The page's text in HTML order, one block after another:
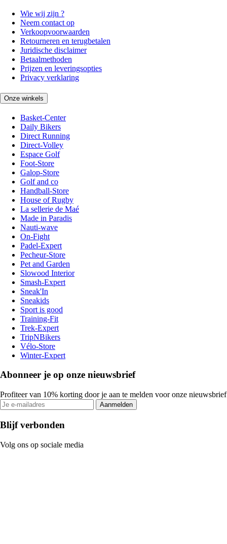
Wie wij zijn ?
Neem contact op
Verkoopvoorwaarden
Retourneren en terugbetalen
Juridische disclaimer
Betaalmethoden
Prijzen en leveringsopties
Privacy verklaring
Onze winkels
Basket-Center
Daily Bikers
Direct Running
Direct-Volley
Espace Golf
Foot-Store
Galop-Store
Golf and co
Handball-Store
House of Rugby
La sellerie de Maé
Made in Paradis
Nauti-wave
On-Fight
Padel-Expert
Pecheur-Store
Pet and Garden
Slowood Interior
Smash-Expert
Sneak'In
Sneakids
Sport is good
Training-Fit
Trek-Expert
TripNBikers
Vélo-Store
Winter-Expert
Abonneer je op onze nieuwsbrief
Profiteer van 10% korting door je aan te melden voor onze nieuwsbrief
Aanmelden
Blijf verbonden
Volg ons op sociale media